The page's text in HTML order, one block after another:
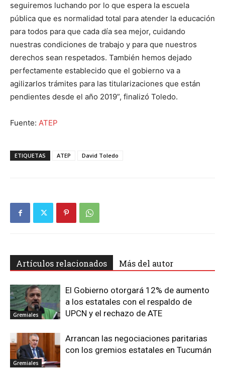
seguiremos luchando por lo que espera la escuela
pública que es normalidad total para atender la educación
para todos para que cada día sea mejor, cuidando
nuestras condiciones de trabajo y para que nuestros
derechos sean respetados. También hemos dejado
perfectamente establecido que el gobierno va a
agilizarlos trámites para las titularizaciones que están
pendientes desde el año 2019”, finalizó Toledo.
Fuente: ATEP
ETIQUETAS ATEP David Toledo
Artículos relacionados Más del autor
Gremiales
El Gobierno otorgará 12% de aumento
a los estatales con el respaldo de
UPCN y el rechazo de ATE
Gremiales
Arrancan las negociaciones paritarias
con los gremios estatales en Tucumán